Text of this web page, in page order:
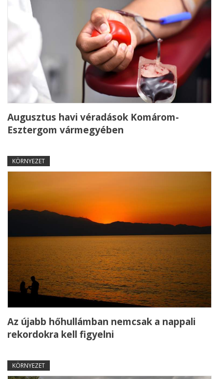
Augusztus havi véradások Komárom-
Esztergom vármegyében
KÖRNYEZET
Az újabb hőhullámban nemcsak a nappali
rekordokra kell figyelni
KÖRNYEZET